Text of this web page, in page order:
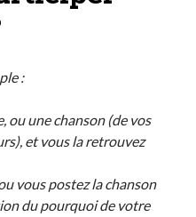
:
ou une chanson (de vos
et vous la retrouvez
vous postez la chanson
du pourquoi de votre